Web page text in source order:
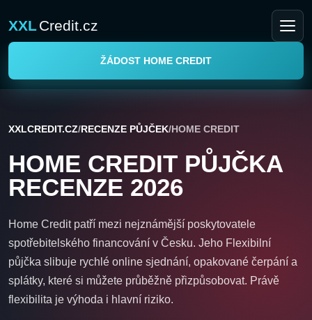
XXLCredit.cz
ŽÁDOST HOME CREDIT
XXLCREDIT.CZ/ RECENZE PŮJČEK/ HOME CREDIT
HOME CREDIT PŮJČKA
RECENZE 2026
Home Credit patří mezi nejznámější poskytovatele
spotřebitelského financování v Česku. Jeho Flexibilní
půjčka slibuje rychlé online sjednání, opakované čerpání a
splátky, které si můžete průběžně přizpůsobovat. Právě
flexibilita je výhoda i hlavní riziko.